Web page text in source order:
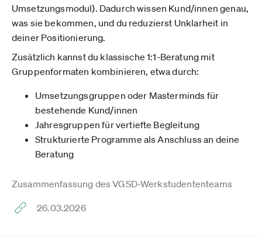
Umsetzungsmodul). Dadurch wissen Kund/innen genau,
was sie bekommen, und du reduzierst Unklarheit in
deiner Positionierung.
Zusätzlich kannst du klassische 1:1-Beratung mit
Gruppenformaten kombinieren, etwa durch:
Umsetzungsgruppen oder Masterminds für
bestehende Kund/innen
Jahresgruppen für vertiefte Begleitung
Strukturierte Programme als Anschluss an deine
Beratung
Zusammenfassung des VGSD-Werkstudententeams
26.03.2026